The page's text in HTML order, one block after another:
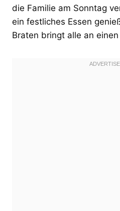
die Familie am Sonntag
ein festliches Essen
Braten bringt alle an